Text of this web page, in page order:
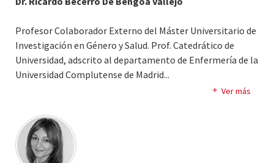
Profesor Colaborador Externo del Máster Universitario de
Investigación en Género y Salud. Prof. Catedrático de
Universidad, adscrito al departamento de Enfermería de la
Universidad Complutense de Madrid...
Diplomado en Enfermería, Universidad Complutense de
Complutense de Madrid (1987). Doctor of Podiatric
Medicine, New York College of Podiatric Medicine (1995).
Licenciado en Documentación, Universidad San Pablo-CEU
Ver más